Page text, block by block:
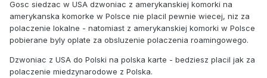
Gosc siedzac w USA dzwoniac z amerykanskiej komorki na
amerykanska komorke w Polsce nie placil pewnie wiecej, niz za
polaczenie lokalne - natomiast z amerykanskiej komorki w Polsce
pobierane byly oplate za obsluzenie polaczenia roamingowego.
Dzwoniac z USA do Polski na polska karte - bedziesz placil jak za
polaczenie miedzynarodowe z Polska.